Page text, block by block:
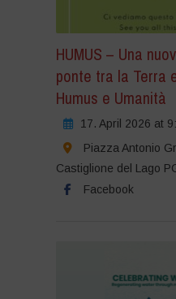
HUMUS – Una
ponte tra la Terra
Humus e Umanità
17. April 2026 at
Piazza Antonio
Castiglione del Lago
Facebook